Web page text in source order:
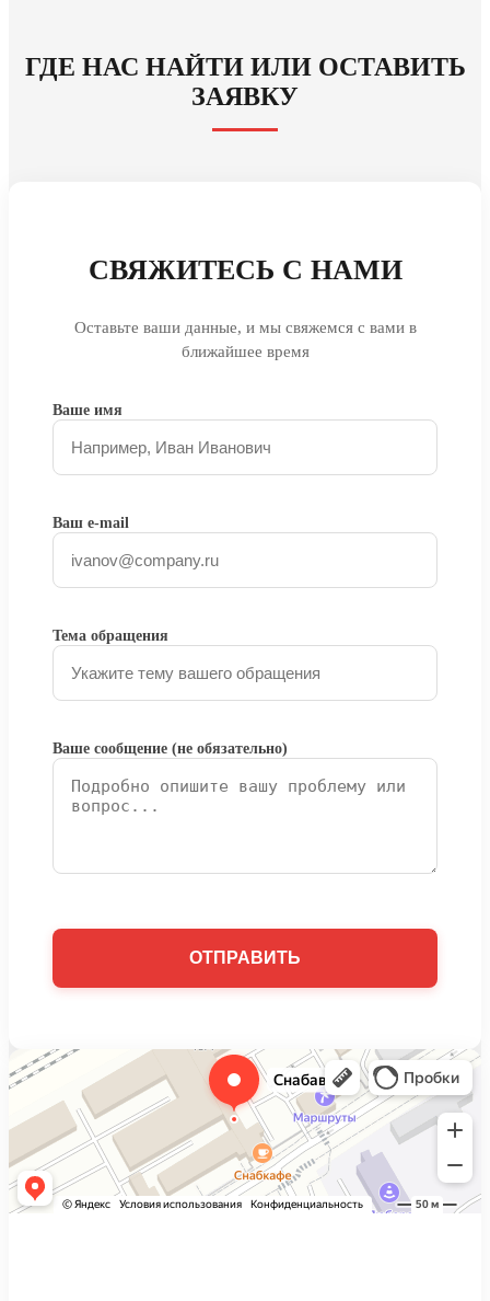
ГДЕ НАС НАЙТИ ИЛИ ОСТАВИТЬ
ЗАЯВКУ
СВЯЖИТЕСЬ С НАМИ
Оставьте ваши данные, и мы свяжемся с вами в
ближайшее время
Ваше имя
Ваш e-mail
Тема обращения
Ваше сообщение (не обязательно)